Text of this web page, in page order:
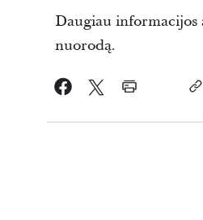
Daugiau
nuorodą.